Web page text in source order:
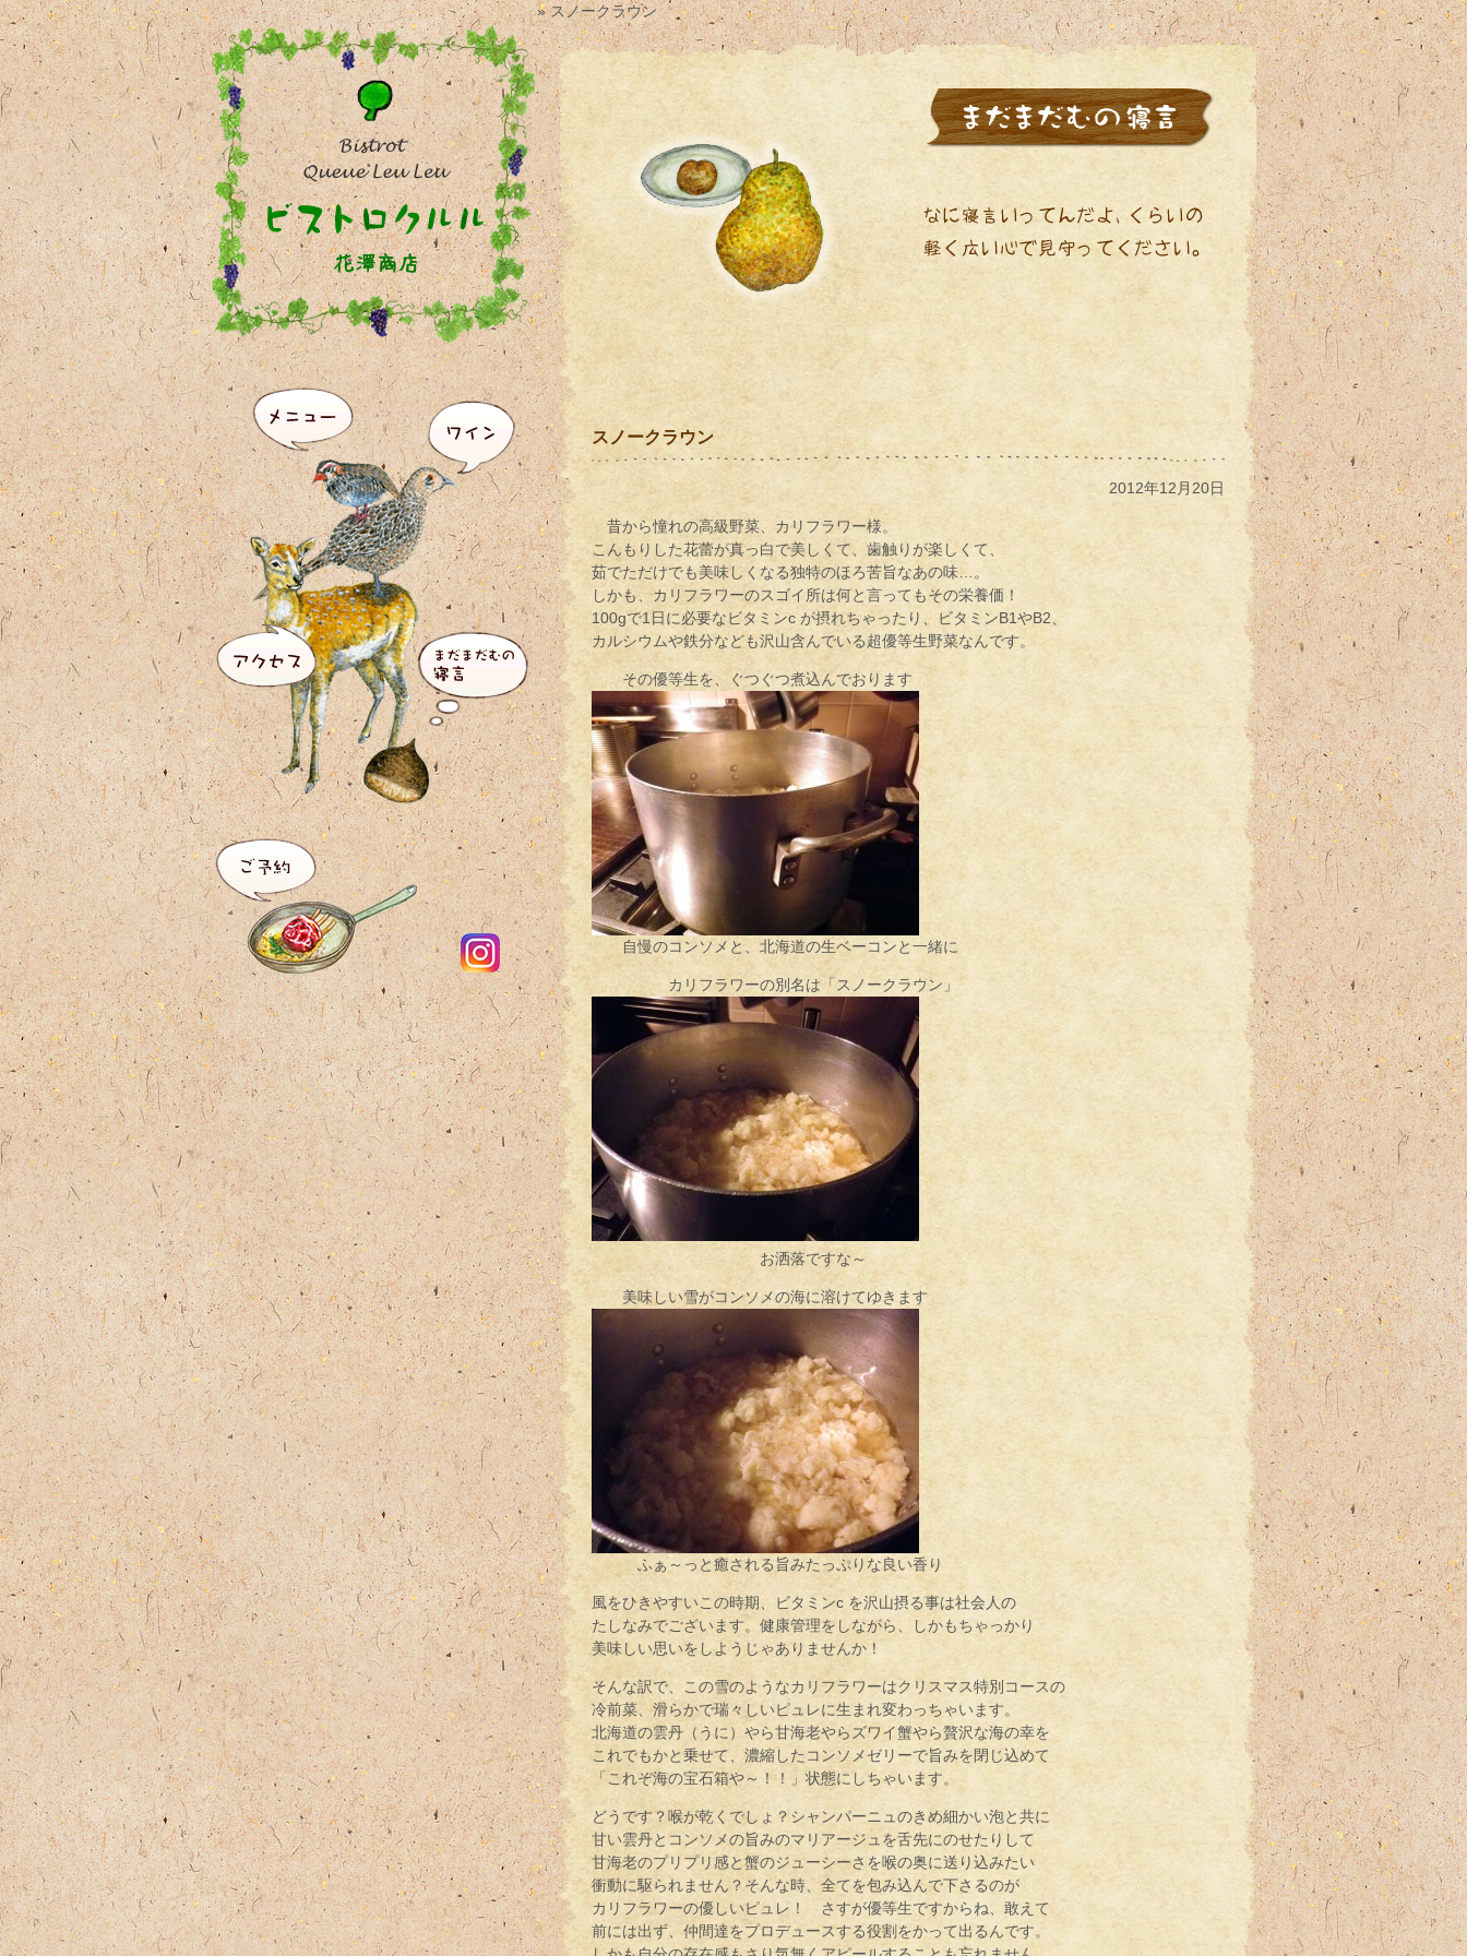
» スノークラウン
スノークラウン
2012年12月20日
昔から憧れの高級野菜、カリフラワー様。
こんもりした花蕾が真っ白で美しくて、歯触りが楽しくて、
茹でただけでも美味しくなる独特のほろ苦旨なあの味…。
しかも、カリフラワーのスゴイ所は何と言ってもその栄養価！
100gで1日に必要なビタミンc が摂れちゃったり、ビタミンB1やB2、
カルシウムや鉄分なども沢山含んでいる超優等生野菜なんです。
その優等生を、ぐつぐつ煮込んでおります
自慢のコンソメと、北海道の生ベーコンと一緒に
カリフラワーの別名は「スノークラウン」
お洒落ですな～
美味しい雪がコンソメの海に溶けてゆきます
ふぁ～っと癒される旨みたっぷりな良い香り
風をひきやすいこの時期、ビタミンc を沢山摂る事は社会人の
たしなみでございます。健康管理をしながら、しかもちゃっかり
美味しい思いをしようじゃありませんか！
そんな訳で、この雪のようなカリフラワーはクリスマス特別コースの
冷前菜、滑らかで瑞々しいピュレに生まれ変わっちゃいます。
北海道の雲丹（うに）やら甘海老やらズワイ蟹やら贅沢な海の幸を
これでもかと乗せて、濃縮したコンソメゼリーで旨みを閉じ込めて
「これぞ海の宝石箱や～！！」状態にしちゃいます。
どうです？喉が乾くでしょ？シャンパーニュのきめ細かい泡と共に
甘い雲丹とコンソメの旨みのマリアージュを舌先にのせたりして
甘海老のプリプリ感と蟹のジューシーさを喉の奥に送り込みたい
衝動に駆られません？そんな時、全てを包み込んで下さるのが
カリフラワーの優しいピュレ！ さすが優等生ですからね、敢えて
前には出ず、仲間達をプロデュースする役割をかって出るんです。